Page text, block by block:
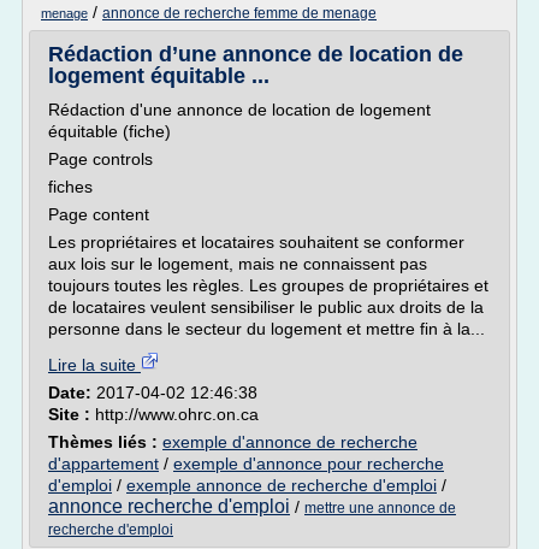
menage / annonce de recherche femme de menage
Rédaction d’une annonce de location de
logement équitable ...
Rédaction d'une annonce de location de logement
équitable (fiche)
Page controls
fiches
Page content
Les propriétaires et locataires souhaitent se conformer
aux lois sur le logement, mais ne connaissent pas
toujours toutes les règles. Les groupes de propriétaires et
de locataires veulent sensibiliser le public aux droits de la
personne dans le secteur du logement et mettre fin à la...
Lire la suite
Date: 2017-04-02 12:46:38
Site : http://www.ohrc.on.ca
Thèmes liés : exemple d'annonce de recherche
d'appartement / exemple d'annonce pour recherche
d'emploi / exemple annonce de recherche d'emploi /
annonce recherche d'emploi / mettre une annonce de
recherche d'emploi